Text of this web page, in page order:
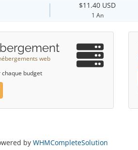
$11.40 USD
1 An
web
chaque budget
by WHMCompleteSolution